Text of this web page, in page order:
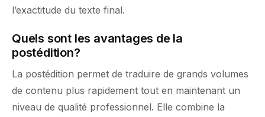
l’exactitude du texte final.
Quels sont les avantages de la
postédition?
La postédition permet de traduire de grands volumes
de contenu plus rapidement tout en maintenant un
niveau de qualité professionnel. Elle combine la